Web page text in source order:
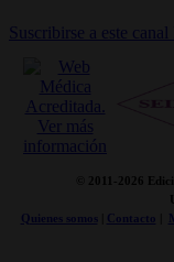
Suscribirse a este canal
© 2011- 2026
Quienes somos| Contacto